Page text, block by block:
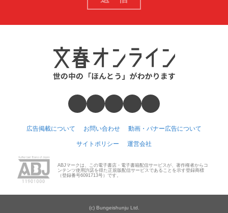
広告掲載について お問い合わせ 動画・バナー広告について
サイトポリシー 運営会社
ABJマークは、この電子書店・電子書籍配信サービスが、著作権者からコ
ンテンツ使用許諾を得た正規版配信サービスであることを示す登録商標
（登録番号6091713号）です。
(c) Bungeishunju Ltd.